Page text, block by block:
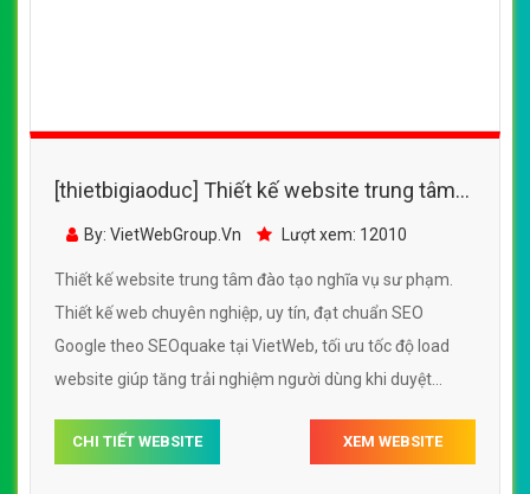
[thietbigiaoduc] Thiết kế website trung tâm
đào tạo nghĩa vụ sư phạm
By: VietWebGroup.Vn Lượt xem: 12010
Thiết kế website trung tâm đào tạo nghĩa vụ sư phạm.
Thiết kế web chuyên nghiệp, uy tín, đạt chuẩn SEO
Google theo SEOquake tại VietWeb, tối ưu tốc độ load
website giúp tăng trải nghiệm người dùng khi duyệt
CHI TIẾT WEBSITE XEM WEBSITE